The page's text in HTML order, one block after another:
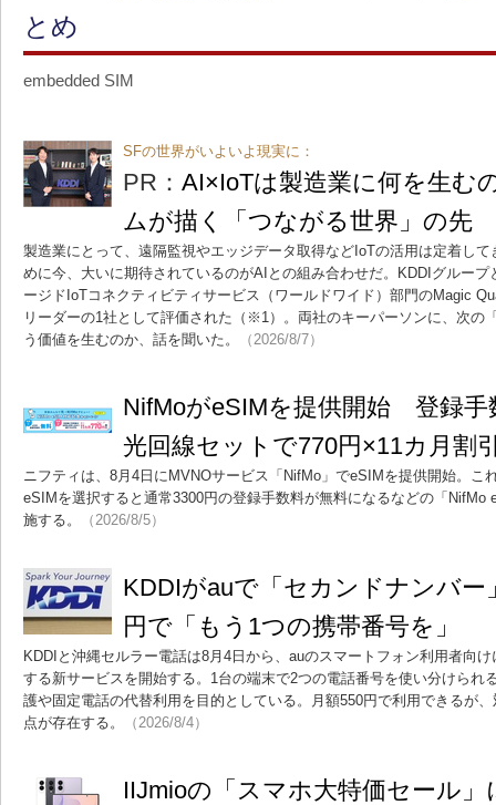
とめ
embedded SIM
SFの世界がいよいよ現実に：
PR： AI×IoTは製造業に何を生む
ムが描く「つながる世界」の先
製造業にとって、遠隔監視やエッジデータ取得などIoTの活用は定着し
めに今、大いに期待されているのがAIとの組み合わせだ。KDDIグルー
ージドIoTコネクティビティサービス（ワールドワイド）部門のMagic
リーダーの1社として評価された（※1）。両社のキーパーソンに、次の
う価値を生むのか、話を聞いた。
（2026/8/7）
NifMoがeSIMを提供開始 登録手
光回線セットで770円×11カ月割
ニフティは、8月4日にMVNOサービス「NifMo」でeSIMを提供開始。こ
eSIMを選択すると通常3300円の登録手数料が無料になるなどの「NifMo
施する。
（2026/8/5）
KDDIがauで「セカンドナンバ
円で「もう1つの携帯番号を」
KDDIと沖縄セルラー電話は8月4日から、auのスマートフォン利用者向
する新サービスを開始する。1台の端末で2つの電話番号を使い分けられ
護や固定電話の代替利用を目的としている。月額550円で利用できるが
点が存在する。
（2026/8/4）
IIJmioの「スマホ大特価セール」